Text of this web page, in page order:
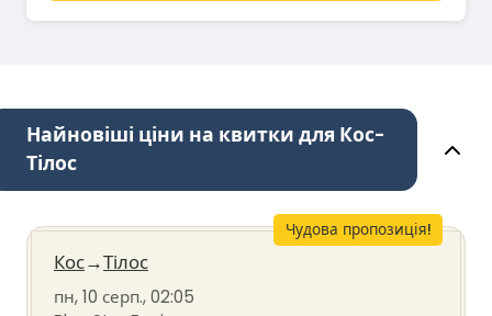
Найновіші ціни на квитки для Кос-
Тілос
Чудова пропозиція!
Кос→Тілос
пн, 10 серп., 02:05